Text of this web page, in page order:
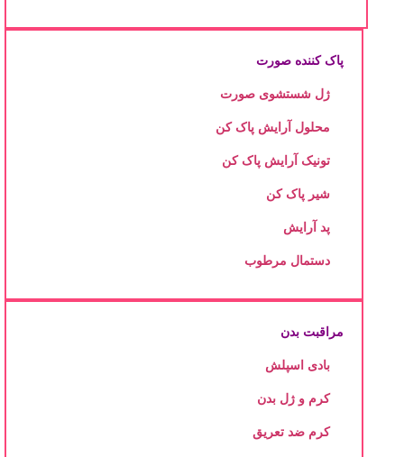
پاک کننده صورت
ژل شستشوی صورت
محلول آرایش پاک کن
تونیک آرایش پاک کن
شیر پاک کن
پد آرایش
دستمال مرطوب
مراقبت بدن
بادی اسپلش
کرم و ژل بدن
کرم ضد تعریق